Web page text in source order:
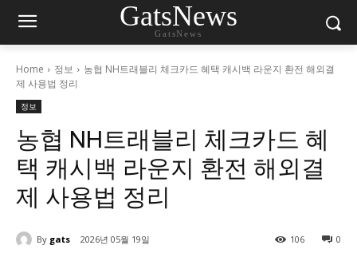
GatsNews
GatsNews
Home 정보
농협 NH트래블리 체크카드 혜택 캐시백 라운지 환전 해외결
제 사용법 정리
정보
농협 NH트래블리 체크카드 혜
택 캐시백 라운지 환전 해외결
제 사용법 정리
By gats 2026년 05월 19일 0
106